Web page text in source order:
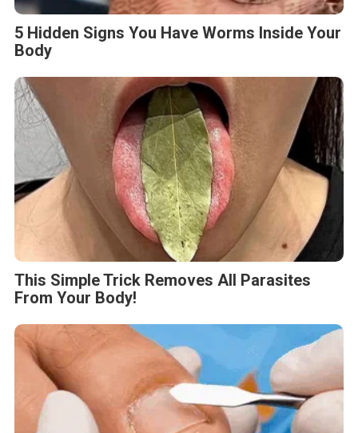
5 Hidden Signs You Have Worms Inside Your
Body
This Simple Trick Removes All Parasites
From Your Body!